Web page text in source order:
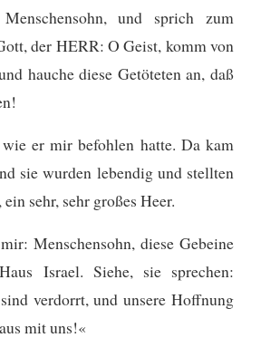
und sprich zum
der HERR: O Geist, komm von
hauche diese Getöteten an, daß
er mir befohlen hatte. Da kam
sie wurden lebendig und stellten
sehr, sehr großes Heer.
Menschensohn, diese Gebeine
Israel. Siehe, sie sprechen:
verdorrt, und unsere Hoffnung
mit uns!«